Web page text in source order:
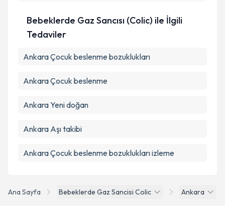
Ana Sayfa Bebeklerde Gaz Sancisi Colic Ankara
Bebeklerde Gaz Sancısı (Colic) ile İlgili
Tedaviler
Ankara Çocuk beslenme bozuklukları
Ankara Çocuk beslenme
Ankara Yeni doğan
Ankara Aşı takibi
Ankara Çocuk beslenme bozuklukları izleme